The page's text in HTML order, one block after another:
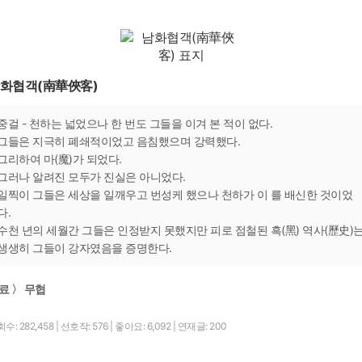
협객(南華俠客)
걸 - 천하는 넓었으나 한 번도 그들을 이겨 본 적이 없다.
들은 지극히 폐쇄적이었고 음침했으며 강력했다.
리하여 마(魔)가 되었다.
러나 알려진 모두가 진실은 아니었다.
찍이 그들은 세상을 일깨우고 번성케 했으나 천하가 이 를 배신한 것이었
.
천 년의 세월간 그들은 인정받지 못했지만 피로 점철된 흑(黑) 역사(歷史)
생히 그들이 강자였음을 증명한다.
〉 무협
수: 282,458 선호작: 576 좋아요: 6,092 연재글: 200